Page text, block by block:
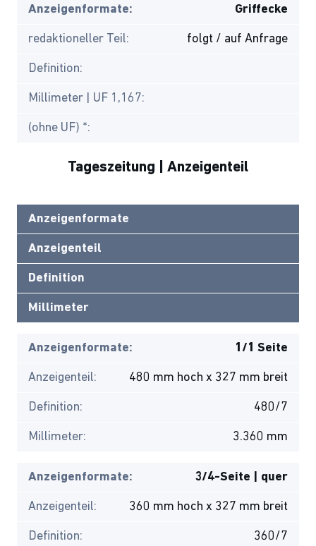
Anzeigenformate: Griffecke
redaktioneller Teil: folgt / auf Anfrage
Definition:
Millimeter | UF 1,167:
(ohne UF) *:
Tageszeitung | Anzeigenteil
Anzeigenformate
Anzeigenteil
Definition
Millimeter
Anzeigenformate: 1/1 Seite
Anzeigenteil: 480 mm hoch x 327 mm breit
Definition: 480/7
Millimeter: 3.360 mm
Anzeigenformate: 3/4-Seite | quer
Anzeigenteil: 360 mm hoch x 327 mm breit
Definition: 360/7